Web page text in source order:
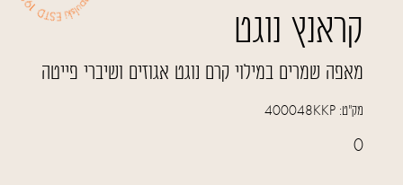
קראנץ נוגט
מאפה שמרים במילוי קרם נוגט אגוזים ושיברי פייטה
מק"ט: 400048KKP
0